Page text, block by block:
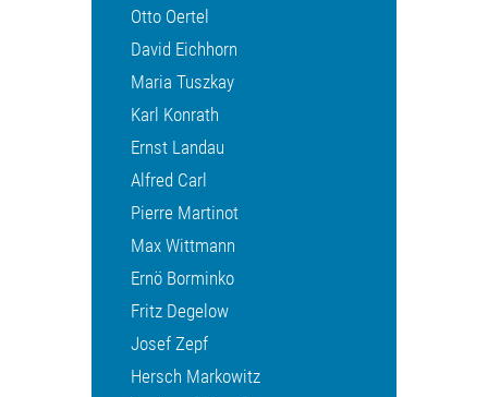
Otto Oertel
David Eichhorn
Maria Tuszkay
Karl Konrath
Ernst Landau
Alfred Carl
Pierre Martinot
Max Wittmann
Ernö Borminko
Fritz Degelow
Josef Zepf
Hersch Markowitz